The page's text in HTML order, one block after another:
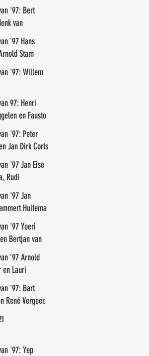
'97: Bert
van
'97 Hans
Stam
'97: Willem
97: Henri
en Fausto
'97: Peter
Jan Dirk Corts
'97 Jan Eise
Rudi
'97 Jan
Huitema
'97 Yoeri
Bertjan van
'97 Arnold
en Lauri
'97: Bart
René Vergeer.
'97: Yep